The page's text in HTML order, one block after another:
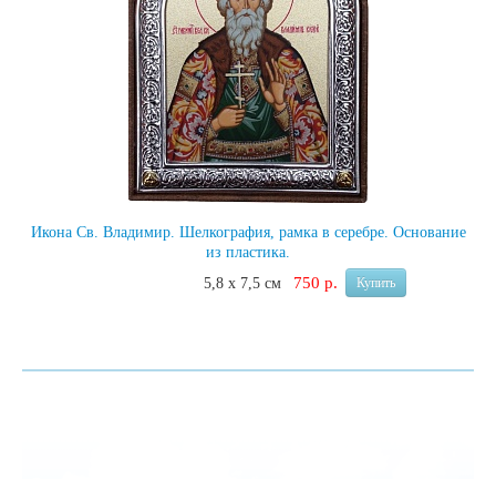
Икона Св. Владимир. Шелкография, рамка в серебре. Основание
из пластика.
5,8 х 7,5 см
750 р. Купить